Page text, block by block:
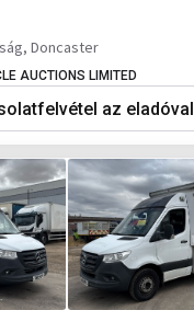
Doncaster
AUCTIONS LIMITED
az eladóval